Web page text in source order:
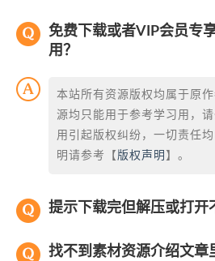
免费下载或者VIP会员专
用？
本站所有资源版权均属于原
源均只能用于参考学习用，
用引起版权纠纷，一切责任
明请参考【 版权声明 】。
提示下载完但解压或打开
找不到素材资源介绍文章